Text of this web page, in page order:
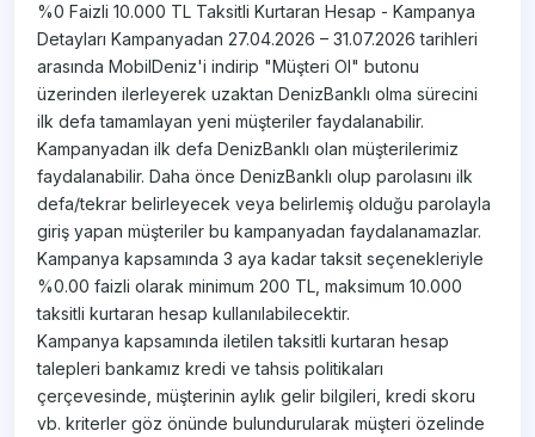
%0 Faizli 10.000 TL Taksitli Kurtaran Hesap - Kampanya
Detayları Kampanyadan 27.04.2026 – 31.07.2026 tarihleri
arasında MobilDeniz'i indirip "Müşteri Ol" butonu
üzerinden ilerleyerek uzaktan DenizBanklı olma sürecini
ilk defa tamamlayan yeni müşteriler faydalanabilir.
Kampanyadan ilk defa DenizBanklı olan müşterilerimiz
faydalanabilir. Daha önce DenizBanklı olup parolasını ilk
defa/tekrar belirleyecek veya belirlemiş olduğu parolayla
giriş yapan müşteriler bu kampanyadan faydalanamazlar.
Kampanya kapsamında 3 aya kadar taksit seçenekleriyle
%0.00 faizli olarak minimum 200 TL, maksimum 10.000
taksitli kurtaran hesap kullanılabilecektir.
Kampanya kapsamında iletilen taksitli kurtaran hesap
talepleri bankamız kredi ve tahsis politikaları
çerçevesinde, müşterinin aylık gelir bilgileri, kredi skoru
vb. kriterler göz önünde bulundurularak müşteri özelinde